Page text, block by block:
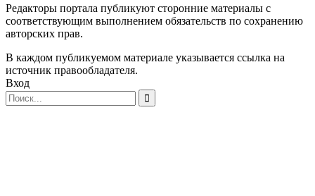
Редакторы портала публикуют сторонние материалы с
соответствующим выполнением обязательств по сохранению
авторских прав.
В каждом публикуемом материале указывается ссылка на
источник правообладателя.
Вход